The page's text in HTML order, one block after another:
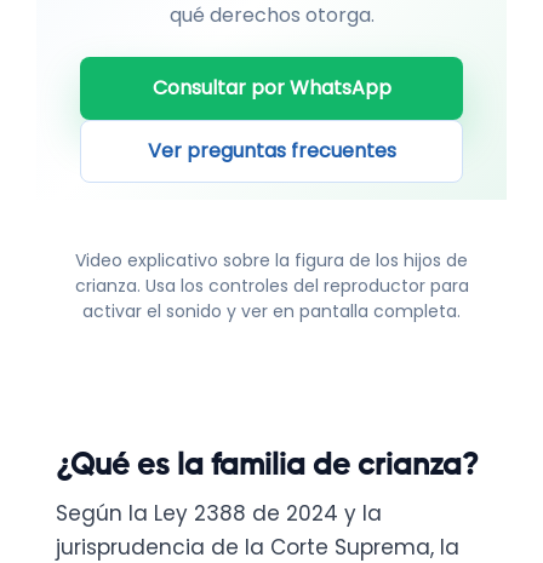
qué derechos otorga.
Consultar por WhatsApp
Ver preguntas frecuentes
Video explicativo sobre la figura de los hijos de
crianza. Usa los controles del reproductor para
activar el sonido y ver en pantalla completa.
¿Qué es la familia de crianza?
Según la Ley 2388 de 2024 y la
jurisprudencia de la Corte Suprema, la